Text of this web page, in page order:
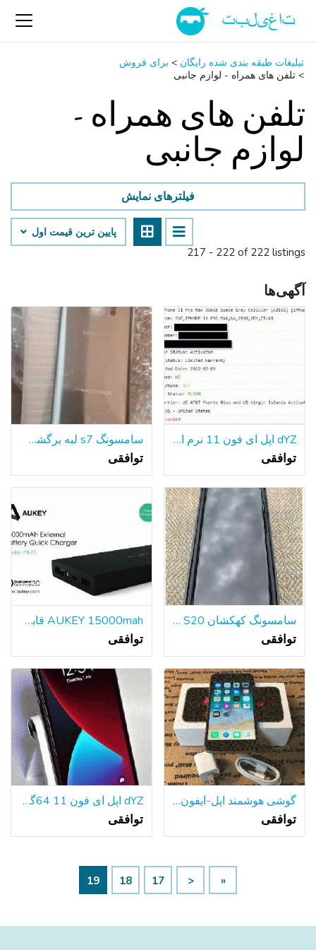
تبلیغات طبقه بندی شده رایگان > برای فروش
> تلفن ‌های همراه - لوازم جانبی
تلفن ‌های همراه -
لوازم جانبی
217 - 222 of 222 listings
فیلترهای نمایش
پایین ‌ترین قیمت اول
آگهی‌ها
dYZ اپل آی فون 11 نرم افزار حداکثر 256gb بی درنگ خاکستری A2161 ATT طرفدار فروشنده! جنگ
توافقی
سامسونگ s7 لبه برگشت شیشه ای جایگزینی
توافقی
سامسونگ کهکشان S20 با لوازم جانبی 128GB موجود در جعبه قفل شده است
توافقی
AUKEY 15000mah قابل حمل باتری خارجی بانک شارژر سریع
توافقی
گوشی هوشمند اپل-آیفون 6s-64GB قفل شده است
توافقی
dYZ اپل آی فون 11 64گیگابایت سیاه A2111 تی موبایل/با حداکثر سرعت دویدن گارانتی!
توافقی
«
<
17
18
19